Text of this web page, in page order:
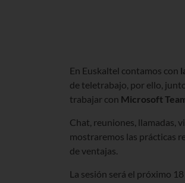
En Euskaltel contamos con
de teletrabajo, por ello,
trabajar con Microsoft
Chat, reuniones, llamadas,
mostraremos las prácticas
de ventajas.
La sesión será el próximo